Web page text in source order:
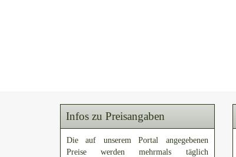
Infos zu Preisangaben
Die auf unserem Portal angegebenen
Preise werden mehrmals täglich